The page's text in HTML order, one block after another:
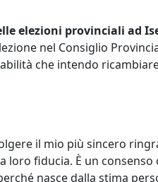
elezioni provinciali ad
nel Consiglio
che intendo
il mio più sincero
loro fiducia. È un
nasce dalla stima